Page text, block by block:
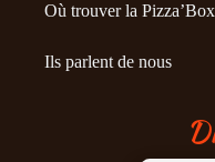
Où trouver la
Ils parlent de nous